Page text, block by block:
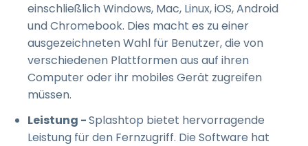
einschließlich Windows, Mac, Linux, iOS, Android
und Chromebook. Dies macht es zu einer
ausgezeichneten Wahl für Benutzer, die von
verschiedenen Plattformen aus auf ihren
Computer oder ihr mobiles Gerät zugreifen
müssen.
Leistung -Splashtop bietet hervorragende
Leistung für den Fernzugriff. Die Software hat